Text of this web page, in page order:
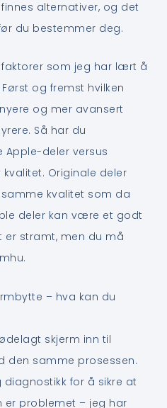
alternativer, og det
du bestemmer deg.
faktorer som jeg har lært å
og fremst hvilken
og mer avansert
Så har du
deler versus
Originale deler
kvalitet som da
deler kan være et godt
er stramt, men du må
– hva kan du
skjerm inn til
den samme prosessen.
for å sikre at
er problemet – jeg har